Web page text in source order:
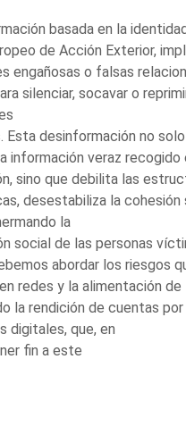
basada en la
de Acción Exterior,
engañosas o falsas
silenciar, socavar o
Esta desinformación no
información veraz recogido
sino que debilita las
desestabiliza la cohesión
la
social de las personas
abordar los riesgos
redes y la alimentación
la rendición de cuentas
digitales, que, en
fin a este